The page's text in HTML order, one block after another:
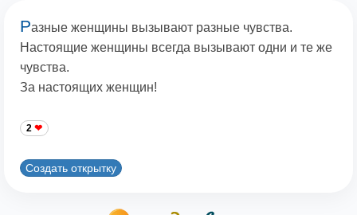
Разные женщины вызывают разные чувства.
Настоящие женщины всегда вызывают одни и те же
чувства.
За настоящих женщин!
2
Создать открытку